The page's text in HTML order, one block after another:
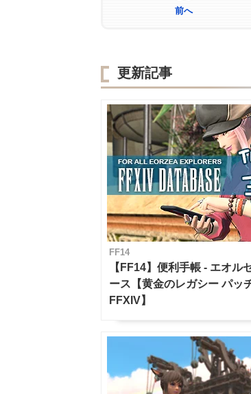
前へ
更新記事
FF14
【FF14】便利手帳 - エオル
ース【黄金のレガシー パッ
FFXIV】